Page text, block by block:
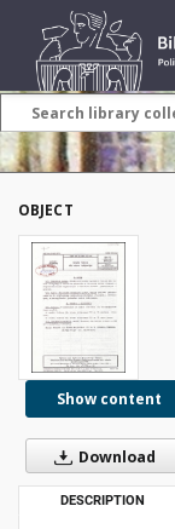
OBJECT
Show content
Download
DESCRIPTION